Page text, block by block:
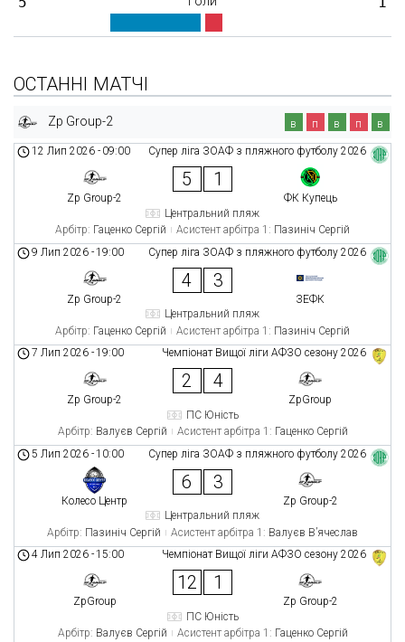
ОСТАННІ МАТЧІ
Zp Group-2 в п в п в
Супер ліга ЗОАФ з пляжного футболу 2026
12 Лип 2026 - 09:00
Zp Group-2
5 1
ФК Купець
Центральний пляж
Арбітр: Гаценко Сергій Асистент арбітра 1: Пазиніч Сергій
Супер ліга ЗОАФ з пляжного футболу 2026
9 Лип 2026 -19:00
Zp Group-2
4 3
ЗЕФК
Центральний пляж
Арбітр: Гаценко Сергій Асистент арбітра 1: Пазиніч Сергій
Чемпіонат Вищої ліги АФЗО сезону 2026
7 Лип 2026 -19:00
Zp Group-2
2 4
ZpGroup
ПС Юність
Арбітр: Валуєв Сергій Асистент арбітра 1: Гаценко Сергій
Супер ліга ЗОАФ з пляжного футболу 2026
5 Лип 2026 -10:00
Колесо Центр
6 3
Zp Group-2
Центральний пляж
Арбітр: Пазиніч Сергій Асистент арбітра 1: Валуєв В’ячеслав
Чемпіонат Вищої ліги АФЗО сезону 2026
4 Лип 2026 -15:00
ZpGroup
12 1
Zp Group-2
ПС Юність
Арбітр: Валуєв Сергій Асистент арбітра 1: Гаценко Сергій